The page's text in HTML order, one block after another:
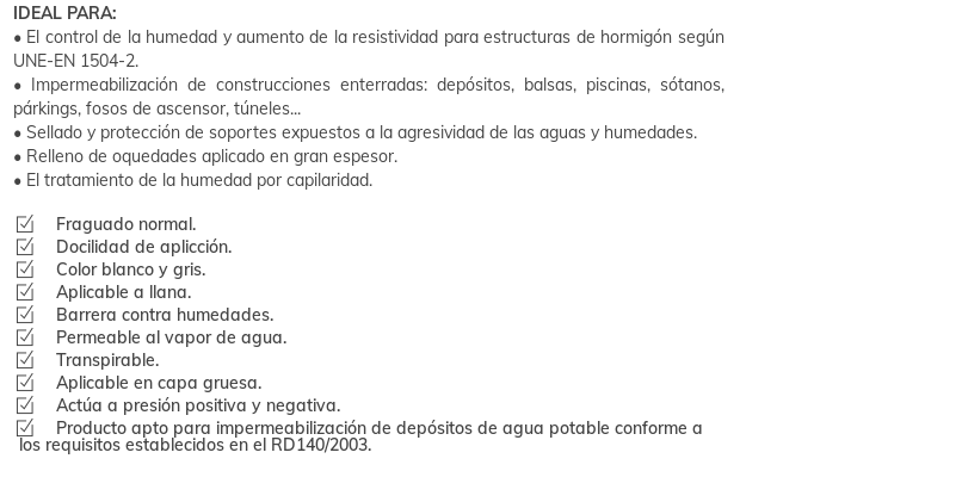
IDEAL PARA:
• El control de la humedad y aumento de la resistividad para estructuras de hormigón según
UNE-EN 1504-2.
• Impermeabilización de construcciones enterradas: depósitos, balsas, piscinas, sótanos,
párkings, fosos de ascensor, túneles...
• Sellado y protección de soportes expuestos a la agresividad de las aguas y humedades.
• Relleno de oquedades aplicado en gran espesor.
• El tratamiento de la humedad por capilaridad.
Fraguado normal.
Docilidad de aplicción.
Color blanco y gris.
Aplicable a llana.
Barrera contra humedades.
Permeable al vapor de agua.
Transpirable.
Aplicable en capa gruesa.
Actúa a presión positiva y negativa.
Producto apto para impermeabilización de depósitos de agua potable conforme a
los requisitos establecidos en el RD140/2003.